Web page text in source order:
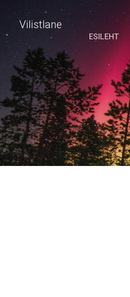
Vilistlane
ESILEHT